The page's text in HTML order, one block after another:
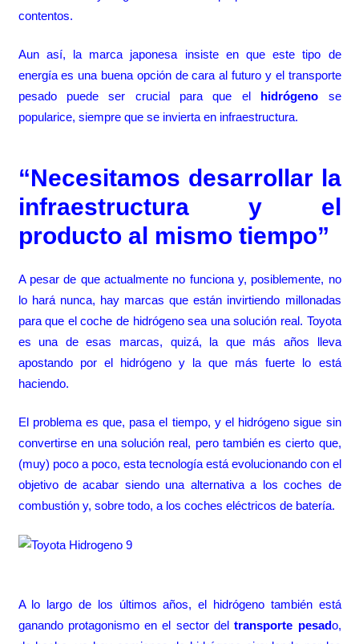
contentos.
Aun así, la marca japonesa insiste en que este tipo de
energía es una buena opción de cara al futuro y el transporte
pesadopuede ser crucial para que el hidrógeno se
popularice, siempre que se invierta en infraestructura.
“Necesitamos desarrollar la
infraestructura y el
producto al mismo tiempo”
A pesar de que actualmente no funciona y, posiblemente, no
lo hará nunca, hay marcas que están invirtiendo millonadas
para que el coche de hidrógeno sea una solución real. Toyota
es una de esas marcas, quizá, la que más años lleva
apostando por el hidrógeno y la que más fuerte lo está
haciendo.
El problema es que, pasa el tiempo, y el hidrógeno sigue sin
convertirse en una solución real, pero también es cierto que,
(muy) poco a poco, esta tecnología está evolucionandocon el
objetivo de acabar siendo una alternativa a los coches de
combustión y, sobre todo, a los coches eléctricos de batería.
A lo largo de los últimos años, el hidrógeno también está
ganando protagonismo en el sector deltransporte pesado,